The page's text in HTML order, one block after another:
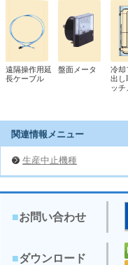
遠隔操作用延
長ケーブル
盤面メータ
冷却
出し
ッ
関連情報メニュー
生産中止機種
■お問い合わせ
■ダウンロード